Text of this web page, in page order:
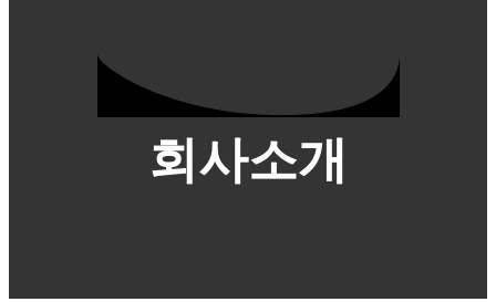
회사소개